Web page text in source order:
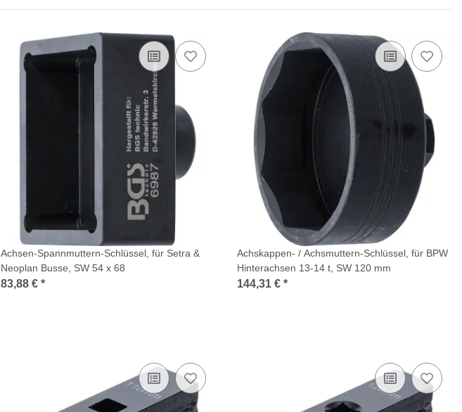
Achsen-Spannmuttern-Schlüssel, für Setra &
Neoplan Busse, SW 54 x 68
83,88 € *
Achskappen- / Achsmuttern-Schlüssel, für BPW
Hinterachsen 13-14 t, SW 120 mm
144,31 € *